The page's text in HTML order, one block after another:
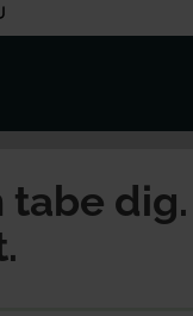
tabe dig.